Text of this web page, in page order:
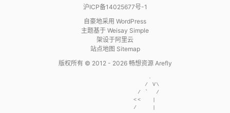
沪ICP备14025677号-1
自豪地采用 WordPress
主题基于 Weisay Simple
架设于阿里云
站点地图 Sitemap
版权所有 © 2012 - 2026 畅想资源 Arefly
                     .
                    / V\
                  / `  /
                 <<   |
                 /    |